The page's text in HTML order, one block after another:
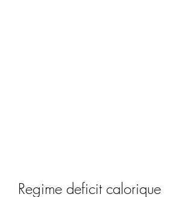
Regime deficit calorique